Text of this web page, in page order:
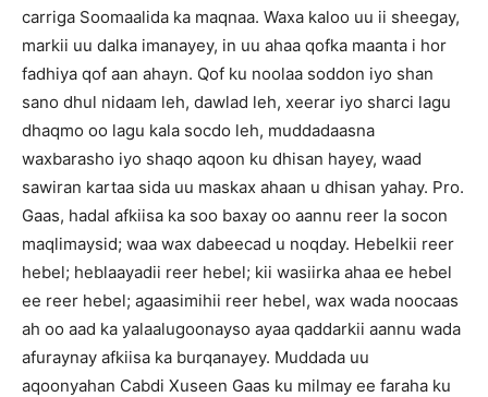
carriga Soomaalida ka maqnaa. Waxa kaloo uu ii sheegay,
markii uu dalka imanayey, in uu ahaa qofka maanta i hor
fadhiya qof aan ahayn. Qof ku noolaa soddon iyo shan
sano dhul nidaam leh, dawlad leh, xeerar iyo sharci lagu
dhaqmo oo lagu kala socdo leh, muddadaasna
waxbarasho iyo shaqo aqoon ku dhisan hayey, waad
sawiran kartaa sida uu maskax ahaan u dhisan yahay. Pro.
Gaas, hadal afkiisa ka soo baxay oo aannu reer la socon
maqlimaysid; waa wax dabeecad u noqday. Hebelkii reer
hebel; heblaayadii reer hebel; kii wasiirka ahaa ee hebel
ee reer hebel; agaasimihii reer hebel, wax wada noocaas
ah oo aad ka yalaalugoonayso ayaa qaddarkii aannu wada
afuraynay afkiisa ka burqanayey. Muddada uu
aqoonyahan Cabdi Xuseen Gaas ku milmay ee faraha ku